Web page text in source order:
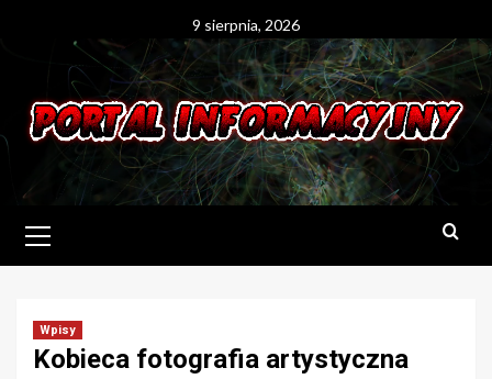
9 sierpnia, 2026
Menu
Wpisy
Kobieca fotografia artystyczna